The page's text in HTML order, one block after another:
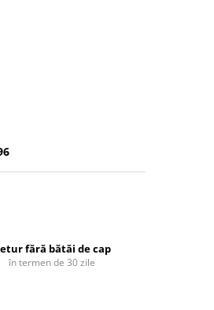
fără bătăi de cap
în termen de 30 zile